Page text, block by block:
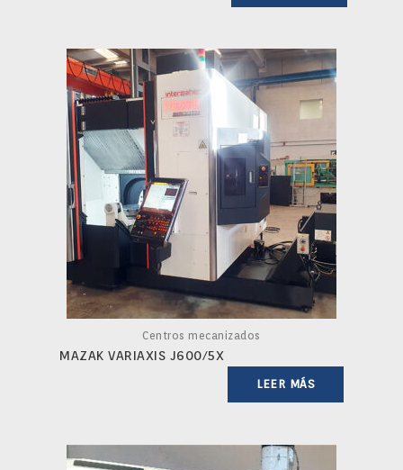
Centros mecanizados
MAZAK VARIAXIS J600/5X
LEER MÁS